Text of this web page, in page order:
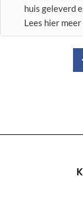
huis geleverd
Lees hier